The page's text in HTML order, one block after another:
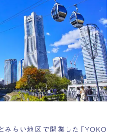
みらい地区で開業した「YOKO